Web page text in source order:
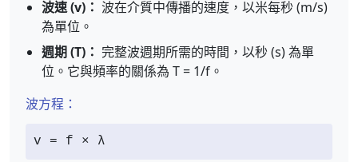
波速 (v)： 波在介質中傳播的速度，以米每秒 (m/s)
為單位。
週期 (T)： 完整波週期所需的時間，以秒 (s) 為單
位。它與頻率的關係為 T = 1/f。
波方程：
v = f × λ